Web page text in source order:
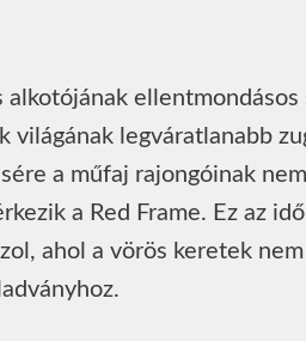
világának legváratlanabb
a műfaj rajongóinak
a Red Frame. Ez az
ahol a vörös keretek